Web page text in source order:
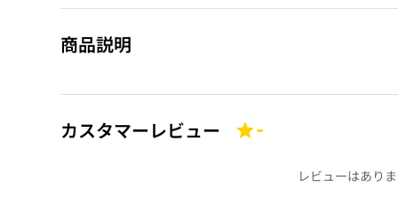
商品説明
カスタマーレビュー -
レビューはあり